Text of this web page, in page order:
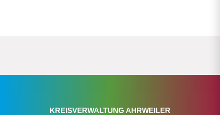
KREISVERWALTUNG AHRWEILER